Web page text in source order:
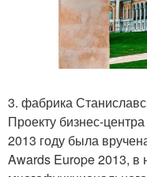
3. фабрика
Проекту бизнес-
2013 году была
Awards Europe 2013, в